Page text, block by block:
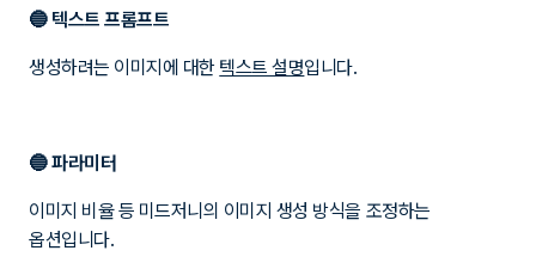
🔵 텍스트 프롬프트
생성하려는 이미지에 대한 텍스트 설명입니다.
🔵파라미터
이미지 비율 등 미드저니의 이미지 생성 방식을 조정하는
옵션입니다.